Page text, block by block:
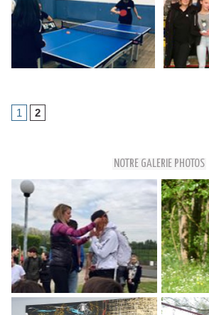
1 2
NOTRE GALERIE PHOTOS